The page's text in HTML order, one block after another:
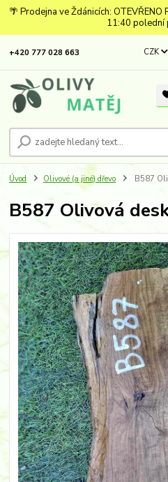
🌴 Prodejna ve Ždánicích:
11:40 polední
CZK
+420 777 028 663
Úvod Olivové (a jiné) dřevo B587
B587 Olivová